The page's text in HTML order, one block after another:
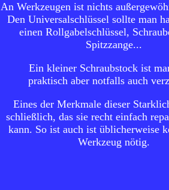
An Werkzeugen ist nichts
Den Universalschlüssel sollte man
einen Rollgabelschlüssel,
Spitzzange...
Ein kleiner Schraubstock ist
praktisch aber notfalls auch
Eines der Merkmale dieser
schließlich, das sie recht einfach
kann. So ist auch ist üblicherweise
Werkzeug nötig.